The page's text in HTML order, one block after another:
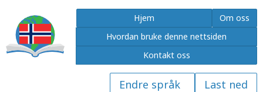
Hjem
Om oss
Hvordan bruke denne nettsiden
Kontakt oss
Last ned